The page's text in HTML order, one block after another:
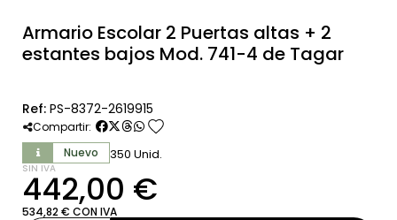
Armario Escolar 2 Puertas altas + 2
estantes bajos Mod. 741-4 de Tagar
Ref: PS-8372-2619915
Compartir: favorite
Nuevo 350 Unid.
SIN IVA
442,00 €
534,82 € CON IVA